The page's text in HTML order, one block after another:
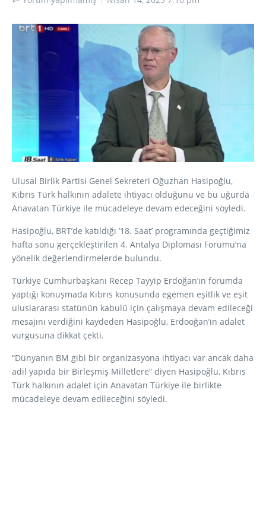
Ulusal Birlik Partisi Genel Sekreteri Oğuzhan Hasipoğlu,
Kıbrıs Türk halkının adalete ihtiyacı olduğunu ve bu uğurda
Anavatan Türkiye ile mücadeleye devam edeceğini söyledi.
Hasipoğlu, BRT’de katıldığı ’18. Saat’ programında geçtiğimiz
hafta sonu gerçekleştirilen 4. Antalya Diploması Forumu’na
yönelik değerlendirmelerde bulundu.
Türkiye Cumhurbaşkanı Recep Tayyip Erdoğan’ın forumda
yaptığı konuşmada Kıbrıs konusunda egemen eşitlik ve eşit
uluslararası statünün kabulü için çalışmaya devam edileceği
mesajını verdiğini kaydeden Hasipoğlu, Erdooğan’ın adalet
vurgusuna dikkat çekti.
“Dünyanın BM gibi bir organizasyona ihtiyacı var ancak daha
adil yapıda bir Birleşmiş Milletlere” diyen Hasipoğlu, Kıbrıs
Türk halkının adalet için Anavatan Türkiye ile birlikte
mücadeleye devam edileceğini söyledi.